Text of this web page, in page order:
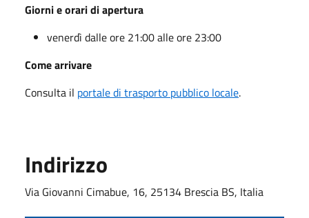
Giorni e orari di apertura
venerdì dalle ore 21:00 alle ore 23:00
Come arrivare
Consulta il portale di trasporto pubblico locale.
Indirizzo
Via Giovanni Cimabue, 16, 25134 Brescia BS, Italia